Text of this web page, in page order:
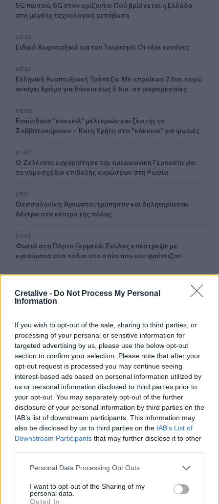
Cretalive - Do Not Process My Personal
Information
If you wish to opt-out of the sale, sharing to third parties, or
processing of your personal or sensitive information for
targeted advertising by us, please use the below opt-out
section to confirm your selection. Please note that after your
opt-out request is processed you may continue seeing
interest-based ads based on personal information utilized by
us or personal information disclosed to third parties prior to
your opt-out. You may separately opt-out of the further
disclosure of your personal information by third parties on the
IAB’s list of downstream participants. This information may
also be disclosed by us to third parties on the IAB’s List of
Downstream Participants that may further disclose it to other
Personal Data Processing Opt Outs
I want to opt-out of the Sharing of my
personal data.
Opted In
5G παντού, 6G στον ορίζοντα: Πού βρίσκεται η Ελλάδα
στη μεγάλη τεχνολογική μετάβαση
08:18
Ειδικό Χωροταξικό για τον Τουρισμό: Οι νέοι κανόνες
08:12
Ελληνική Αναπτυξιακή Τράπεζα: Με «προίκα» 2 δισ. ευρώ
ανοίγει δρόμο για δάνεια έως 5 δισ. σε μικρομεσαίες
08:05
Επικίνδυνο “κοκτέιλ” μελτεμιών και ζέστης το
Σαββατοκύριακο – Και η Κρήτη στο “κόκκινο” για φωτιές
07:57
Ο Ζελένσκι ευχαρίστησε την αμερικανική Γερουσία για
το νομοσχέδιο επιβολής κυρώσεων στη Ρωσία
07:51
Θεσσαλονίκη: Άγνωστοι τρύπησαν και δηλητηρίασαν
δέντρα στο κέντρο της πόλης
07:43
Φωτιά στο Πόρτο Γερμενό: Σκύλος επέστρεψε με
εγκαύματα στα πόδια στο σπίτι που τον φρόντιζαν
07:36
«βοήθεια» 1 δισ. δολαρίων
Τα πρωτοσέλιδα των εφημερίδων
07:22
Βραζιλία: Σε χαμηλό δεκαετίας η αποψίλωση του
Αμαζονίου – Μειώθηκε κατά 37%
ΑΑΔΕ: Ανοιχτό το σύστημα Ενιαίας Αίτησης Ενίσχυσης
2025 – Μέχρι πότε μπορούν να γίνουν διορθώσεις
07:07
Τέσσερις ασκήσεις σε όρθια στάση που μετά τα 60
ενδυναμώνουν τους γλουτούς καλύτερα από τα squats -
Βίντεο
07:06
Εορτολόγιο: Ποιοι γιορτάζουν σήμερα 8 Αυγούστου